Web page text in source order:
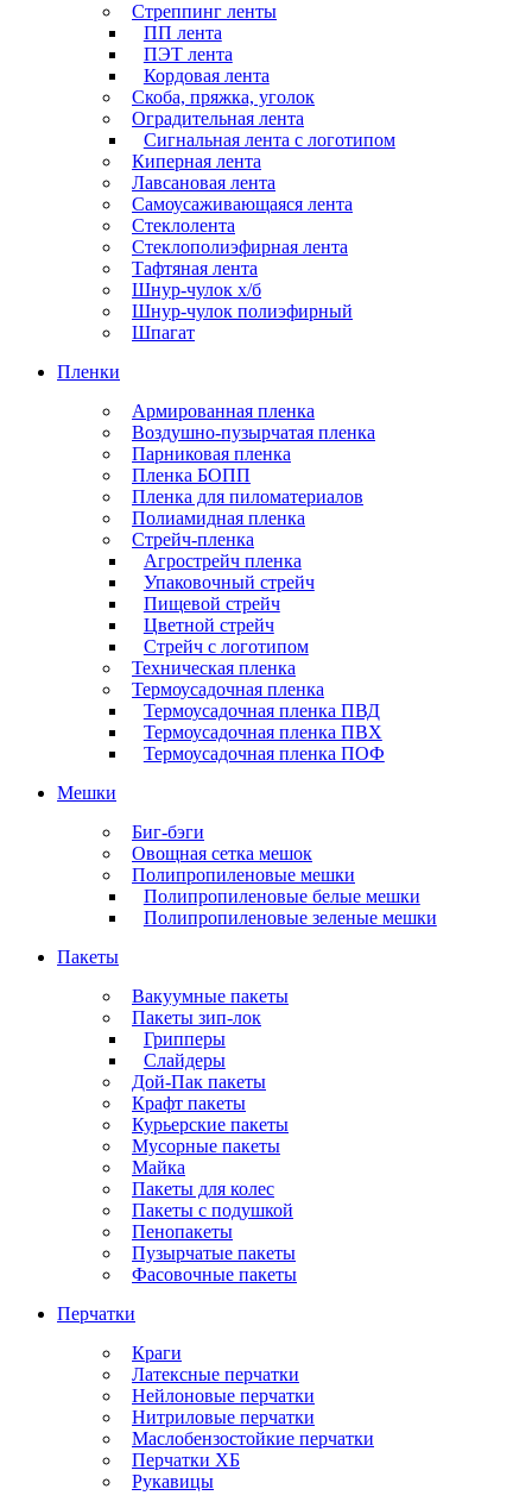
Стреппинг ленты
ПП лента
ПЭТ лента
Кордовая лента
Скоба, пряжка, уголок
Оградительная лента
Сигнальная лента с логотипом
Киперная лента
Лавсановая лента
Самоусаживающаяся лента
Стеклолента
Стеклополиэфирная лента
Тафтяная лента
Шнур-чулок х/б
Шнур-чулок полиэфирный
Шпагат
Пленки
Армированная пленка
Воздушно-пузырчатая пленка
Парниковая пленка
Пленка БОПП
Пленка для пиломатериалов
Полиамидная пленка
Стрейч-пленка
Агрострейч пленка
Упаковочный стрейч
Пищевой стрейч
Цветной стрейч
Стрейч с логотипом
Техническая пленка
Термоусадочная пленка
Термоусадочная пленка ПВД
Термоусадочная пленка ПВХ
Термоусадочная пленка ПОФ
Мешки
Биг-бэги
Овощная сетка мешок
Полипропиленовые мешки
Полипропиленовые белые мешки
Полипропиленовые зеленые мешки
Пакеты
Вакуумные пакеты
Пакеты зип-лок
Грипперы
Слайдеры
Дой-Пак пакеты
Крафт пакеты
Курьерские пакеты
Мусорные пакеты
Майка
Пакеты для колес
Пакеты с подушкой
Пенопакеты
Пузырчатые пакеты
Фасовочные пакеты
Перчатки
Краги
Латексные перчатки
Нейлоновые перчатки
Нитриловые перчатки
Маслобензостойкие перчатки
Перчатки ХБ
Рукавицы